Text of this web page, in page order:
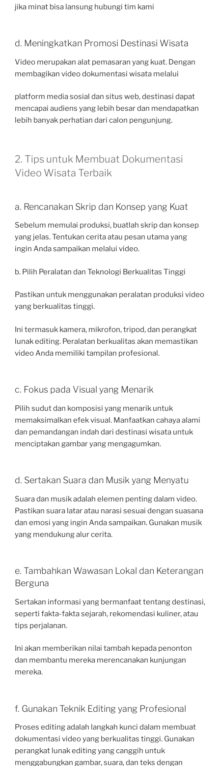
jika minat bisa lansung hubungi tim kami
d. Meningkatkan Promosi Destinasi Wisata
Video merupakan alat pemasaran yang kuat. Dengan
membagikan video dokumentasi wisata melalui
platform media sosial dan situs web, destinasi dapat
mencapai audiens yang lebih besar dan mendapatkan
lebih banyak perhatian dari calon pengunjung.
2. Tips untuk Membuat Dokumentasi
Video Wisata Terbaik
a. Rencanakan Skrip dan Konsep yang Kuat
Sebelum memulai produksi, buatlah skrip dan konsep
yang jelas. Tentukan cerita atau pesan utama yang
ingin Anda sampaikan melalui video.
b. Pilih Peralatan dan Teknologi Berkualitas Tinggi
Pastikan untuk menggunakan peralatan produksi video
yang berkualitas tinggi.
Ini termasuk kamera, mikrofon, tripod, dan perangkat
lunak editing. Peralatan berkualitas akan memastikan
video Anda memiliki tampilan profesional.
c. Fokus pada Visual yang Menarik
Pilih sudut dan komposisi yang menarik untuk
memaksimalkan efek visual. Manfaatkan cahaya alami
dan pemandangan indah dari destinasi wisata untuk
menciptakan gambar yang mengagumkan.
d. Sertakan Suara dan Musik yang Menyatu
Suara dan musik adalah elemen penting dalam video.
Pastikan suara latar atau narasi sesuai dengan suasana
dan emosi yang ingin Anda sampaikan. Gunakan musik
yang mendukung alur cerita.
e. Tambahkan Wawasan Lokal dan Keterangan
Berguna
Sertakan informasi yang bermanfaat tentang destinasi,
seperti fakta-fakta sejarah, rekomendasi kuliner, atau
tips perjalanan.
Ini akan memberikan nilai tambah kepada penonton
dan membantu mereka merencanakan kunjungan
mereka.
f. Gunakan Teknik Editing yang Profesional
Proses editing adalah langkah kunci dalam membuat
dokumentasi video yang berkualitas tinggi. Gunakan
perangkat lunak editing yang canggih untuk
menggabungkan gambar, suara, dan teks dengan